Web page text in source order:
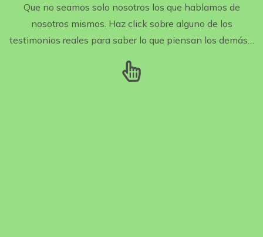
Que no seamos solo nosotros los que hablamos de
nosotros mismos. Haz click sobre alguno de los
testimonios reales para saber lo que piensan los demás…